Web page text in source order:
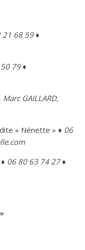
21 68 59 ♦
79 ♦
GAILLARD,
« Nénette »♦ 06
♦ 06 80 63 74 27 ♦
»